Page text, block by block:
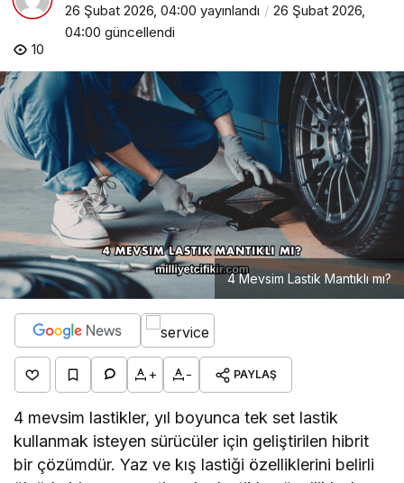
26 Şubat 2026, 04:00 yayınlandı
26 Şubat 2026,
04:00 güncellendi
10
4 Mevsim Lastik Mantıklı mı?
+ - PAYLAŞ
4 mevsim lastikler, yıl boyunca tek set lastik
kullanmak isteyen sürücüler için geliştirilen hibrit
bir çözümdür. Yaz ve kış lastiği özelliklerini belirli